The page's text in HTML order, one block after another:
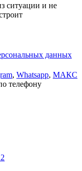
ситуации и не
данных
, Whatsapp, МАКС
телефону